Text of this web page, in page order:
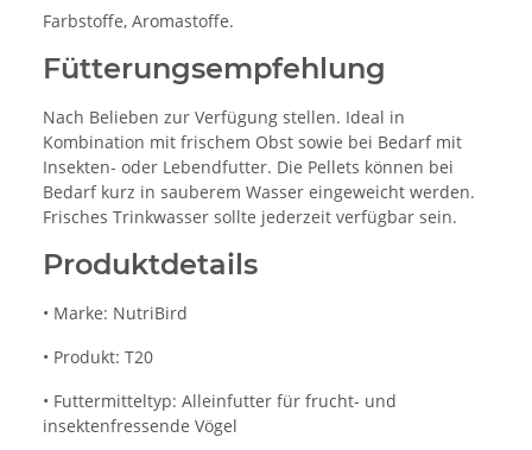
Farbstoffe, Aromastoffe.
Fütterungsempfehlung
Nach Belieben zur Verfügung stellen. Ideal in
Kombination mit frischem Obst sowie bei Bedarf mit
Insekten- oder Lebendfutter. Die Pellets können bei
Bedarf kurz in sauberem Wasser eingeweicht werden.
Frisches Trinkwasser sollte jederzeit verfügbar sein.
Produktdetails
• Marke: NutriBird
• Produkt: T20
• Futtermitteltyp: Alleinfutter für frucht- und
insektenfressende Vögel